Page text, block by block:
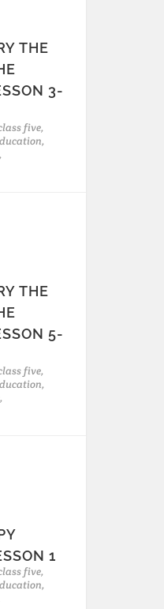
THE
3-
five,
THE
5-
five,
1
five,